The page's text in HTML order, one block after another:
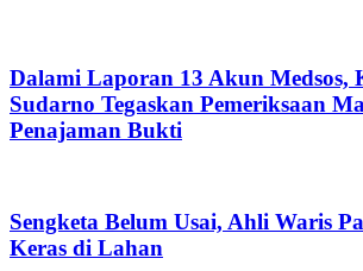
Dalami Laporan 13 Akun Medsos,
Sudarno Tegaskan Pemeriksaan
Penajaman Bukti
Sengketa Belum Usai, Ahli Waris
Keras di Lahan